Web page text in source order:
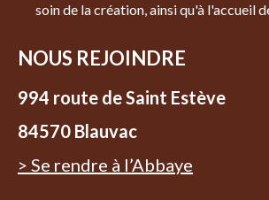
soin de la création, ainsi qu'à l'accueil
NOUS REJOINDRE
994 route de Saint Estève
84570 Blauvac
> Se rendre à l’Abbaye